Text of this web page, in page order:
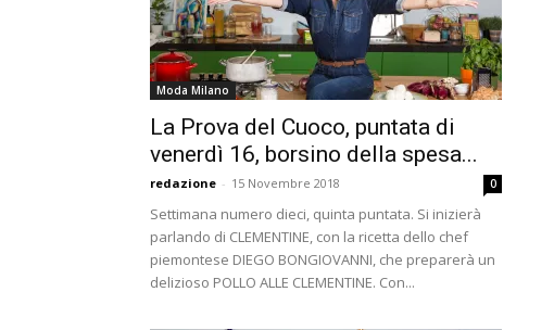
Moda Milano
La Prova del Cuoco, puntata di
venerdì 16, borsino della spesa...
redazione - 15 Novembre 2018 0
Settimana numero dieci, quinta puntata. Si inizierà
parlando di CLEMENTINE, con la ricetta dello chef
piemontese DIEGO BONGIOVANNI, che preparerà un
delizioso POLLO ALLE CLEMENTINE. Con...